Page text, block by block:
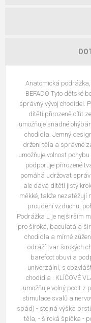
Anatomická podrážka,
BEFADO Tyto dětské
správný vývoj chodidel.
dítěti přirozeně cítit
umožňuje snadné
chodidla. Jemný
držení těla a správné
umožňuje volnost
podporuje přirozené
pomáhá udržovat
ale dává dítěti jistý
měkké, takže nezatěžují
proudění vzduchu,
Podrážka L je nejširším
pro široká, baculatá a
chodidla a mírné
odráží tvar širokých
barefoot obuvi a
univerzální, s
chodidla . KLÍČOVÉ
umožňuje volný pocit z
stimulace svalů a
spád) - stejná výška
těla, - široká špička -